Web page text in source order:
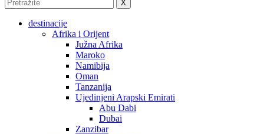
X
destinacije
Afrika i Orijent
Južna Afrika
Maroko
Namibija
Oman
Tanzanija
Ujedinjeni Arapski Emirati
Abu Dabi
Dubai
Zanzibar